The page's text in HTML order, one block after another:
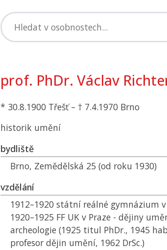
prof. PhDr. Václav
* 30.8.1900 Třešť – † 7.4.1970 Brno
historik umění
bydliště
Brno, Zemědělská 25 (od roku 1930)
vzdělání
1912–1920 státní reálné gymnázium
1920–1925 FF UK v Praze - dějiny
archeologie (1925 titul PhDr., 1945
profesor dějin umění, 1962 DrSc.)